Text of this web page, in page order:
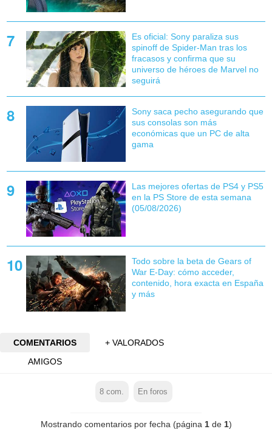
Es oficial: Sony paraliza sus
spinoff de Spider-Man tras los
fracasos y confirma que su
universo de héroes de Marvel no
seguirá
Sony saca pecho asegurando que
sus consolas son más
económicas que un PC de alta
gama
Las mejores ofertas de PS4 y PS5
en la PS Store de esta semana
(05/08/2026)
Todo sobre la beta de Gears of
War E-Day: cómo acceder,
contenido, hora exacta en España
y más
COMENTARIOS
+ VALORADOS
AMIGOS
8 com. En foros
Mostrando comentarios por fecha (página 1de 1)